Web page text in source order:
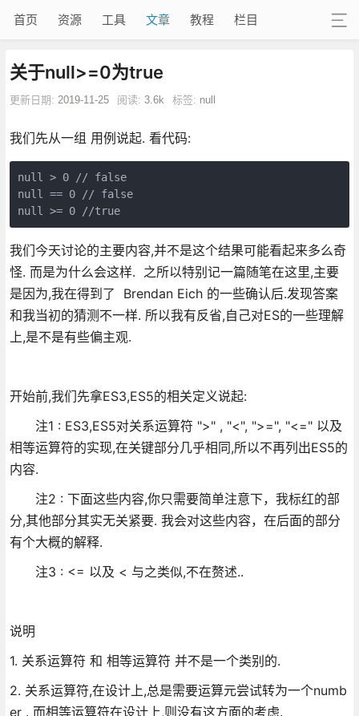
首页 资源 工具 文章 教程 栏目
关于null>=0为true
更新日期: 2019-11-25 阅读: 3.6k 标签: null
我们先从一组 用例说起. 看代码:
null > 0 // false
null == 0 // false
null >= 0 //true
我们今天讨论的主要内容,并不是这个结果可能看起来多么奇
怪. 而是为什么会这样. 之所以特别记一篇随笔在这里,主要
是因为,我在得到了 Brendan Eich 的一些确认后.发现答案
和我当初的猜测不一样. 所以我有反省,自己对ES的一些理解
上,是不是有些偏主观.
开始前,我们先拿ES3,ES5的相关定义说起:
注1 : ES3,ES5对关系运算符 ">" , "<", ">=", "<=" 以及
相等运算符的实现,在关键部分几乎相同,所以不再列出ES5的
内容.
注2 : 下面这些内容,你只需要简单注意下，我标红的部
分,其他部分其实无关紧要. 我会对这些内容，在后面的部分
有个大概的解释.
注3 : <= 以及 < 与之类似,不在赘述..
说明
1. 关系运算符 和 相等运算符 并不是一个类别的.
2. 关系运算符,在设计上,总是需要运算元尝试转为一个numb
er . 而相等运算符在设计上,则没有这方面的考虑.